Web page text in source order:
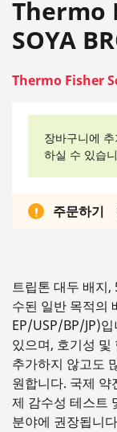
Thermo
SOYA
Thermo Fisher
장바구니에
하실 수 있습
주문하기
트립톤 대두 배지
수된 일반 목적의
EP/USP/BP/JP)
있으며, 호기성
추가하지 않고도
원합니다. 국제 약
제 감수성 테스트
분야에 권장됩니